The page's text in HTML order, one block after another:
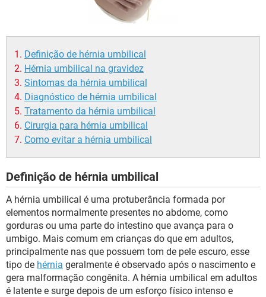
Definição de hérnia umbilical
Hérnia umbilical na gravidez
Sintomas da hérnia umbilical
Diagnóstico de hérnia umbilical
Tratamento da hérnia umbilical
Cirurgia para hérnia umbilical
Como evitar a hérnia umbilical
Definição de hérnia umbilical
A hérnia umbilical é uma protuberância formada por
elementos normalmente presentes no abdome, como
gorduras ou uma parte do intestino que avança para o
umbigo. Mais comum em crianças do que em adultos,
principalmente nas que possuem tom de pele escuro, esse
tipo de hérnia geralmente é observado após o nascimento e
gera malformação congênita. A hérnia umbilical em adultos
é latente e surge depois de um esforço físico intenso e